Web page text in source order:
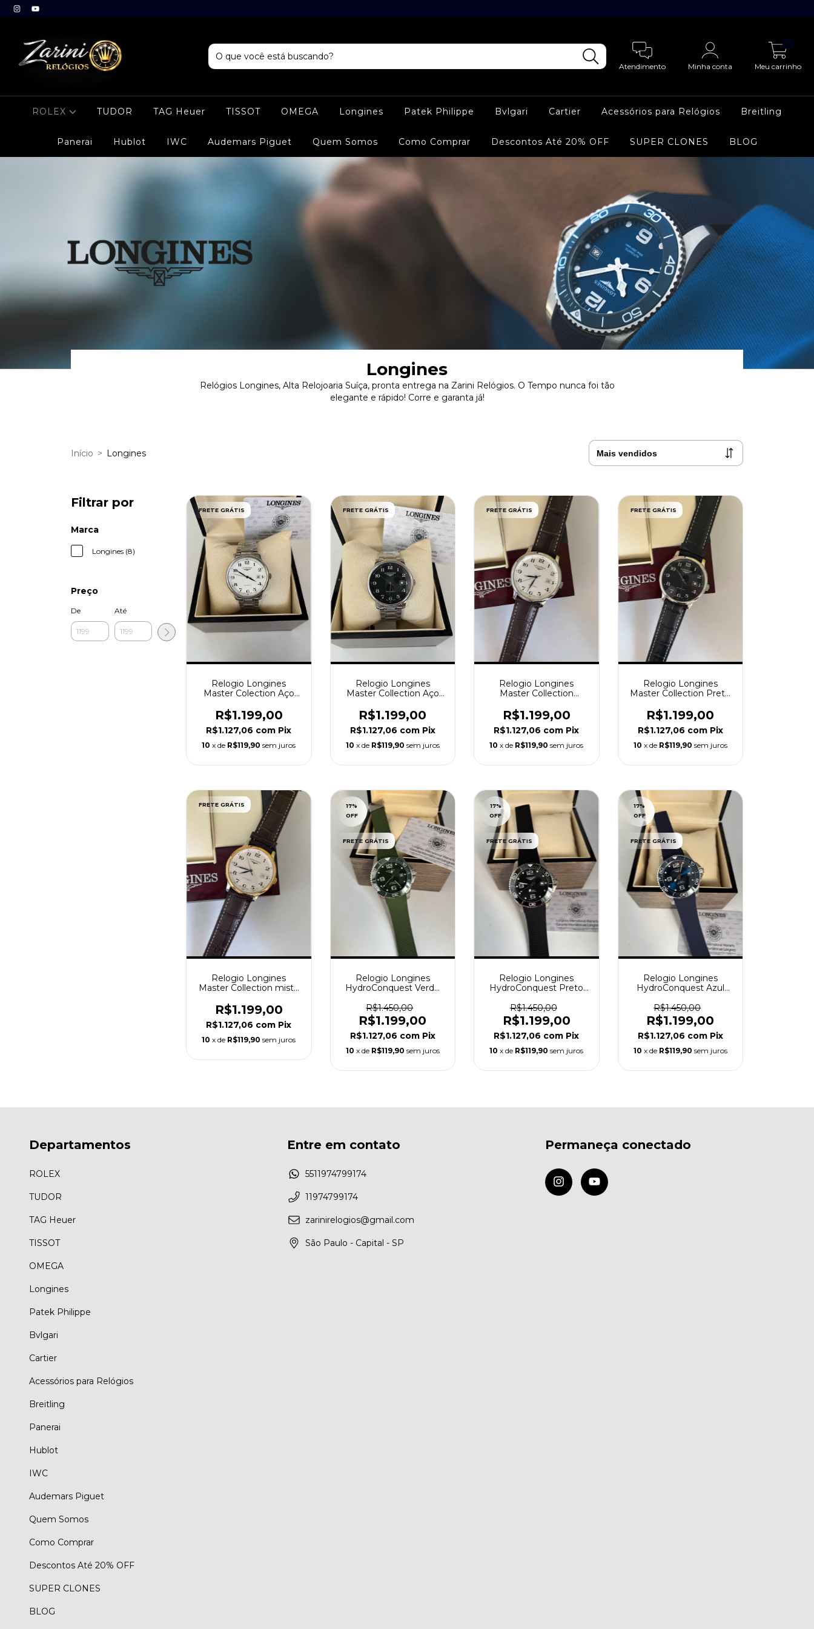
Atendimento Minha conta Meu carrinho
0
ROLEX TUDOR TAG Heuer TISSOT OMEGA Longines Patek Philippe Bvlgari Cartier Acessórios para Relógios Breitling
Panerai Hublot IWC Audemars Piguet Quem Somos Como Comprar Descontos Até 20% OFF SUPER CLONES BLOG
Longines
Relógios Longines, Alta Relojoaria Suíça, pronta entrega na Zarini Relógios. O Tempo nunca foi tão
elegante e rápido! Corre e garanta já!
Início > Longines
Filtrar por
Marca
Longines (8)
Preço
De Até
FRETE GRÁTIS
Relogio Longines
Master Colection Aço
R$1.199,00
R$1.127,06 com Pix
10 x de R$119,90 sem juros
FRETE GRÁTIS
Relogio Longines
Master Collection Aço
R$1.199,00
R$1.127,06 com Pix
10 x de R$119,90 sem juros
FRETE GRÁTIS
Relogio Longines
Master Collection
R$1.199,00
R$1.127,06 com Pix
10 x de R$119,90 sem juros
FRETE GRÁTIS
Relogio Longines
Master Collection Preto
R$1.199,00
R$1.127,06 com Pix
10 x de R$119,90 sem juros
FRETE GRÁTIS
Relogio Longines
Master Collection misto
R$1.199,00
R$1.127,06 com Pix
10 x de R$119,90 sem juros
17%
OFF
FRETE GRÁTIS
Relogio Longines
HydroConquest Verde
Automatico
R$1.450,00
R$1.199,00
R$1.127,06 com Pix
10 x de R$119,90 sem juros
17%
OFF
FRETE GRÁTIS
Relogio Longines
HydroConquest Preto
Automatico
R$1.450,00
R$1.199,00
R$1.127,06 com Pix
10 x de R$119,90 sem juros
17%
OFF
FRETE GRÁTIS
Relogio Longines
HydroConquest Azul
Automatico
R$1.450,00
R$1.199,00
R$1.127,06 com Pix
10 x de R$119,90 sem juros
Departamentos
ROLEX
TUDOR
TAG Heuer
TISSOT
OMEGA
Longines
Patek Philippe
Bvlgari
Cartier
Acessórios para Relógios
Breitling
Panerai
Hublot
IWC
Audemars Piguet
Quem Somos
Como Comprar
Descontos Até 20% OFF
SUPER CLONES
BLOG
Entre em contato
5511974799174
11974799174
zarinirelogios@gmail.com
São Paulo - Capital - SP
Permaneça conectado